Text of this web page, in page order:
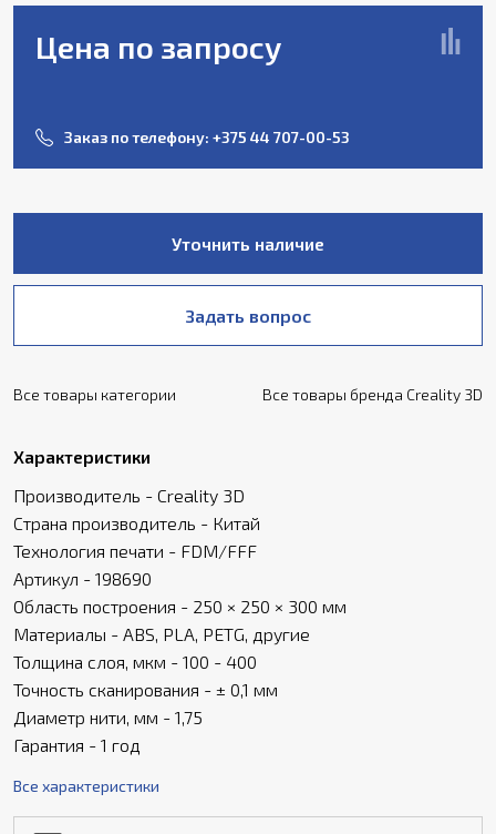
Цена по запросу
Заказ по телефону: +375 44 707-00-53
Уточнить наличие
Задать вопрос
Все товары категории Все товары бренда Creality 3D
Характеристики
Производитель - Creality 3D
Страна производитель - Китай
Технология печати - FDM/FFF
Артикул - 198690
Область построения - 250 × 250 × 300 мм
Материалы - ABS, PLA, PETG, другие
Толщина слоя, мкм - 100 - 400
Точность сканирования - ± 0,1 мм
Диаметр нити, мм - 1,75
Гарантия - 1 год
Все характеристики